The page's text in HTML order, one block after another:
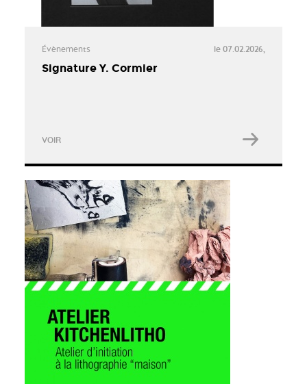
Évènements le 07.02.2026,
Signature Y. Cormier
VOIR